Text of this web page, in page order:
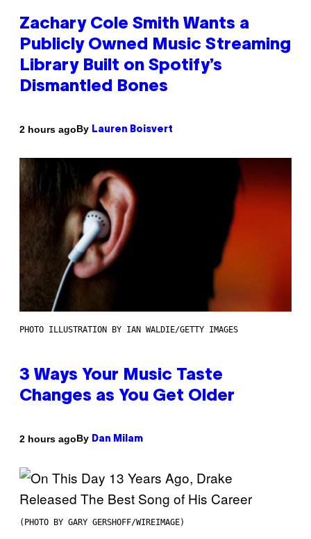
Zachary Cole Smith Wants a
Publicly Owned Music Streaming
Library Built on Spotify’s
Dismantled Bones
2 hours agoBy Lauren Boisvert
PHOTO ILLUSTRATION BY IAN WALDIE/GETTY IMAGES
3 Ways Your Music Taste
Changes as You Get Older
2 hours agoBy Dan Milam
(PHOTO BY GARY GERSHOFF/WIREIMAGE)